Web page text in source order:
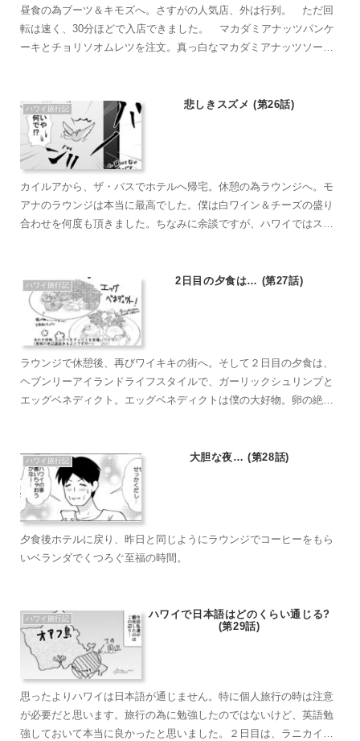
昼食の為ブーツ＆キモズへ。さすがの人気店、外は行列。 ただ回
転は速く、30分ほどで入店できました。 マカダミアナッツパンケ
ーキとチョリソオムレツを注文。真っ白なマカダミアナッツソース
ちり。
ハワイ旅行記 悲しきスズメ (第26話)
カイルアから、ザ・バスでホテルへ帰宅。休憩の為ラウンジへ。モ
アナのラウンジは本当に最高でした。僕は白ワイン＆チーズの盛り
合わせを何度も頂きました。ちなみに余談ですが、ハワイではスズ
う罰金が待っていますので注意です。
ハワイ旅行記 2日目の夕食は… (第27話)
ラウンジで休憩後、再びワイキキの街へ。そして２日目の夕食は、
ヘブンリーアイランドライフスタイルで、ガーリックシュリンプと
エッグベネディクト。エッグベネディクトは僕の大好物。卵の絶妙
ハワイ旅行記 大胆な夜… (第28話)
夕食後ホテルに戻り、昨日と同じようにラウンジでコーヒーをもら
いベランダでくつろぐ至福の時間。
ハワイ旅行記
ハワイで日本語はどのくらい通じる?
(第29話)
思ったよりハワイは日本語が通じません。特に個人旅行の時は注意
が必要だと思います。旅行の為に勉強したのではないけど、英語勉
強しておいて本当に良かったと思いました。２日目は、ラニカイビ